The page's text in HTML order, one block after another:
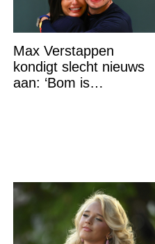
Max Verstappen
kondigt slecht nieuws
aan: ‘Bom is